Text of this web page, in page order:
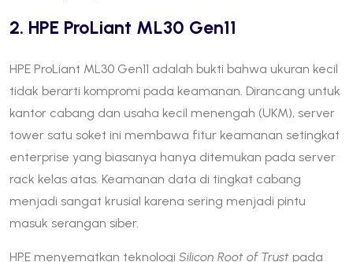
2. HPE ProLiant ML30 Gen11
HPE ProLiant ML30 Gen11 adalah bukti bahwa ukuran kecil
tidak berarti kompromi pada keamanan. Dirancang untuk
kantor cabang dan usaha kecil menengah (UKM), server
tower satu soket ini membawa fitur keamanan setingkat
enterprise yang biasanya hanya ditemukan pada server
rack kelas atas. Keamanan data di tingkat cabang
menjadi sangat krusial karena sering menjadi pintu
masuk serangan siber.
HPE menyematkan teknologi Silicon Root of Trust pada